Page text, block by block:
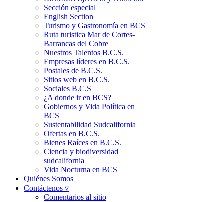
Sección especial
English Section
Turismo y Gastronomía en BCS
Ruta turistica Mar de Cortes-
Barrancas del Cobre
Nuestros Talentos B.C.S.
Empresas líderes en B.C.S.
Postales de B.C.S.
Sitios web en B.C.S.
Sociales B.C.S
¿A donde ir en BCS?
Gobiernos y Vida Política en
BCS
Sustentabilidad Sudcalifornia
Ofertas en B.C.S.
Bienes Raíces en B.C.S.
Ciencia y biodiversidad
sudcalifornia
Vida Nocturna en BCS
Quiénes Somos
Contáctenos ▿
Comentarios al sitio